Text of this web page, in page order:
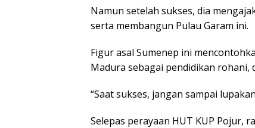
Namun setelah sukses, dia
serta membangun Pulau Garam ini.
Figur asal Sumenep ini
Madura sebagai pendidikan
“Saat sukses, jangan sampai
Selepas perayaan HUT KUP Pojur,